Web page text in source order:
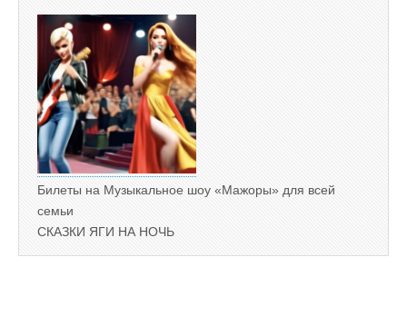
Билеты на Музыкальное шоу «Мажоры» для всей
семьи
СКАЗКИ ЯГИ НА НОЧЬ